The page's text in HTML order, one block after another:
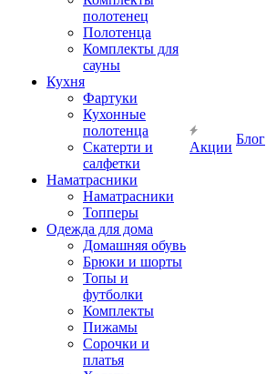
полотенец
Полотенца
Комплекты для
сауны
Кухня
Фартуки
Кухонные
полотенца
Скатерти и
салфетки
Наматрасники
Наматрасники
Топперы
Одежда для дома
Домашняя обувь
Брюки и шорты
Топы и
футболки
Комплекты
Пижамы
Сорочки и
платья
Акции
Блог